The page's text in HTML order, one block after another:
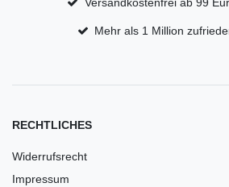
Versandkostenfrei ab 99
Mehr als 1 Million
RECHTLICHES
Widerrufsrecht
Impressum